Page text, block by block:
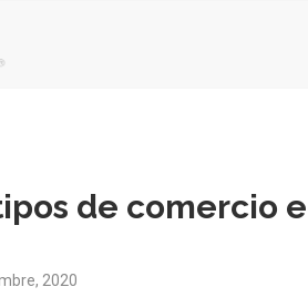
de comercio
2020